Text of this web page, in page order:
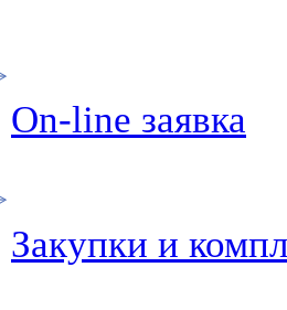
On-line заявка
Закупки и